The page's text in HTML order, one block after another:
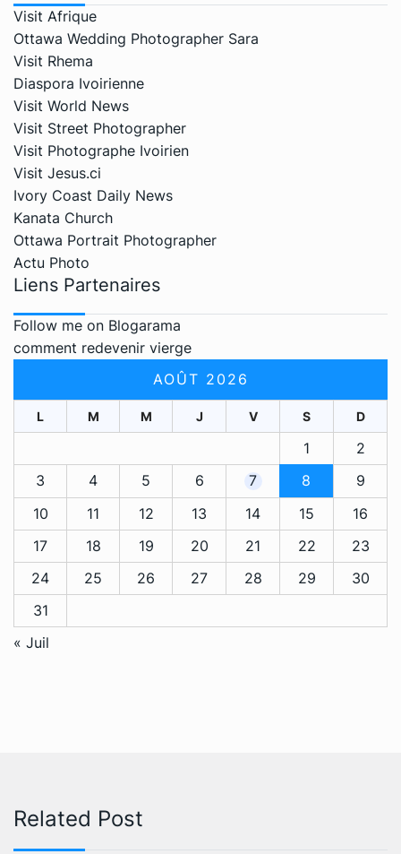
Visit Afrique
Ottawa Wedding Photographer Sara
Visit Rhema
Diaspora Ivoirienne
Visit World News
Visit Street Photographer
Visit Photographe Ivoirien
Visit Jesus.ci
Ivory Coast Daily News
Kanata Church
Ottawa Portrait Photographer
Actu Photo
Liens Partenaires
Follow me on Blogarama
comment redevenir vierge
AOÛT 2026
L M M J V S D
1
2
3
4 5 6 7 8
9
10
11 12 13 14 15
16
17
18 19 20 21 22
23
24
25 26 27 28 29
30
31
« Juil
Related Post